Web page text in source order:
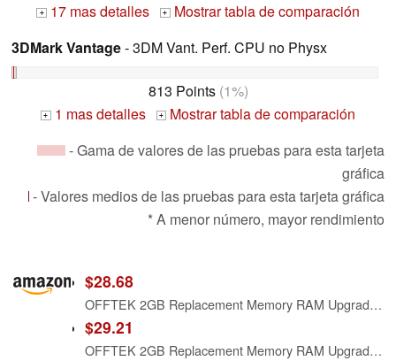
+ 17 mas detalles + Mostrar tabla de comparación
3DMark Vantage- 3DM Vant. Perf. CPU no Physx
813 Points(1%)
+ 1 mas detalles +
Mostrar tabla de comparación
- Gama de valores de las pruebas para esta tarjeta
gráfica
- Valores medios de las pruebas para esta tarjeta gráfica
* A menor número, mayor rendimiento
$28.68
OFFTEK 2GB Replacement Memory RAM Upgrade for Acer Aspire One D255 (Intel Atom N450) (DDR2) (DDR2-6400) Laptop Memory
$29.21
OFFTEK 2GB Replacement Memory RAM Upgrade for Acer Aspire One D260 (DDR2) (Intel Atom N450) (DDR2-5300) Laptop Memory